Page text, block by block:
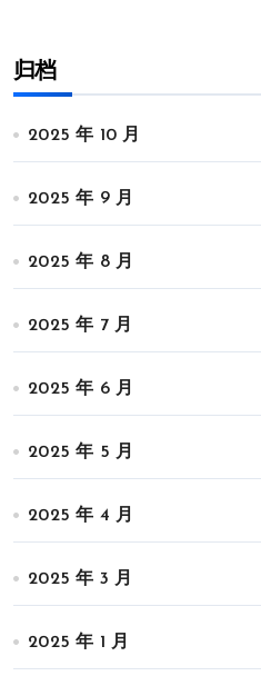
归档
2025 年 10 月
2025 年 9 月
2025 年 8 月
2025 年 7 月
2025 年 6 月
2025 年 5 月
2025 年 4 月
2025 年 3 月
2025 年 1 月